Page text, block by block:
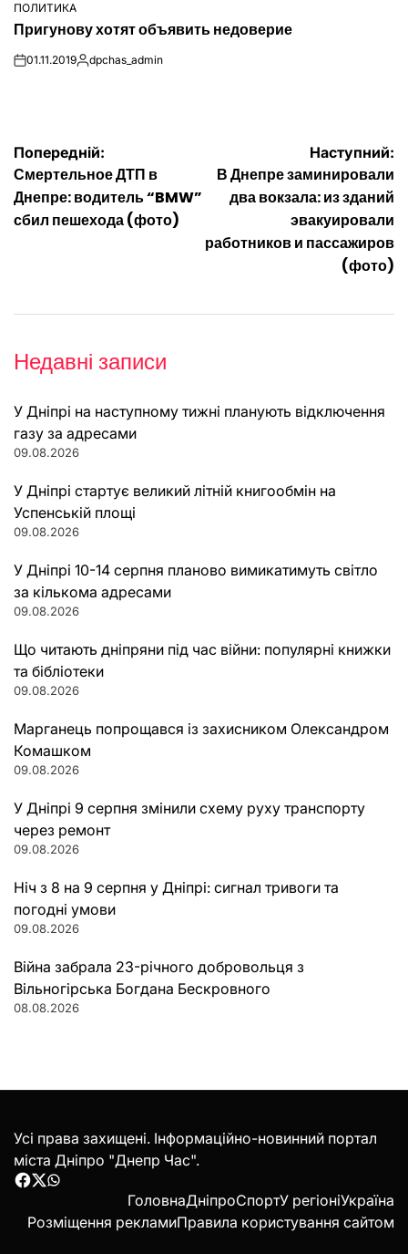
ОПУБЛІКУВАТИ
ПОЛИТИКА
Пригунову хотят объявить недоверие
on01.11.2019Опубліковано
dpchas_admin
Навігація
записів
Попередній:
Смертельное ДТП в
Днепре: водитель “BMW”
сбил пешехода (фото)
Наступний:
В Днепре заминировали
два вокзала: из зданий
эвакуировали
работников и пассажиров
(фото)
Недавні записи
У Дніпрі на наступному тижні планують відключення
газу за адресами
09.08.2026
У Дніпрі стартує великий літній книгообмін на
Успенській площі
09.08.2026
У Дніпрі 10-14 серпня планово вимикатимуть світло
за кількома адресами
09.08.2026
Що читають дніпряни під час війни: популярні книжки
та бібліотеки
09.08.2026
Марганець попрощався із захисником Олександром
Комашком
09.08.2026
У Дніпрі 9 серпня змінили схему руху транспорту
через ремонт
09.08.2026
Ніч з 8 на 9 серпня у Дніпрі: сигнал тривоги та
погодні умови
09.08.2026
Війна забрала 23-річного добровольця з
Вільногірська Богдана Бескровного
08.08.2026
Усі права захищені. Інформаційно-новинний портал
міста Дніпро "Днепр Час".
Facebook
Twitter
WhatsApp
ГоловнаДніпроСпортУ регіоніУкраїна
Розміщення рекламиПравила користування сайтом